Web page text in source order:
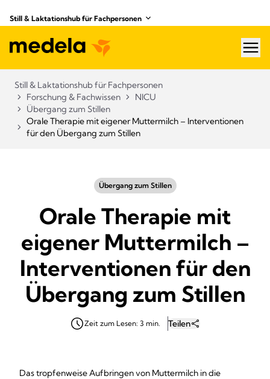
Still & Laktationshub für Fachpersonen
Still & Laktationshub für Fachpersonen
Forschung & Fachwissen
NICU
Übergang zum Stillen
Orale Therapie mit eigener Muttermilch – Interventionen
für den Übergang zum Stillen
Übergang zum Stillen
Orale Therapie mit
eigener Muttermilch –
Interventionen für den
Übergang zum Stillen
Zeit zum Lesen: 3 min. Teilen
Das tropfenweise Aufbringen von Muttermilch in die